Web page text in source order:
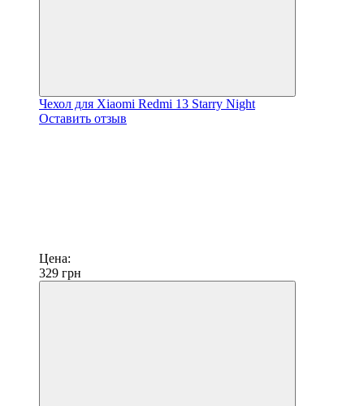
Чехол для Xiaomi Redmi 13 Starry Night
Оставить отзыв
Цена:
329 грн